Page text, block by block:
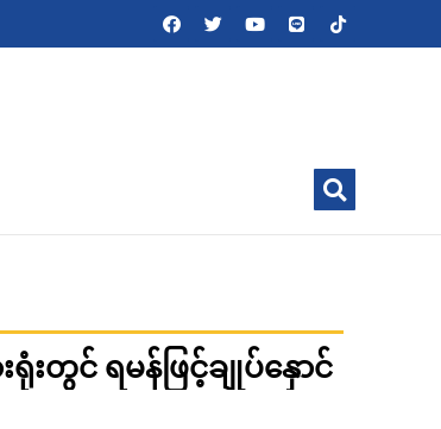
င် ရမန်ဖြင့်ချုပ်နှောင်